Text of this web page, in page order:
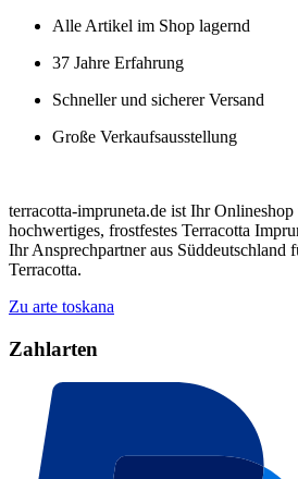
Alle Artikel im Shop lagernd
37 Jahre Erfahrung
Schneller und sicherer Versand
Große Verkaufsausstellung
terracotta-impruneta.de ist Ihr
hochwertiges, frostfestes Terracotta
Ihr Ansprechpartner aus Süddeutschland
Terracotta.
Zu arte toskana
Zahlarten